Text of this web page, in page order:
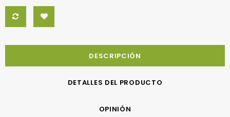
DESCRIPCIÓN
DETALLES DEL PRODUCTO
OPINIÓN